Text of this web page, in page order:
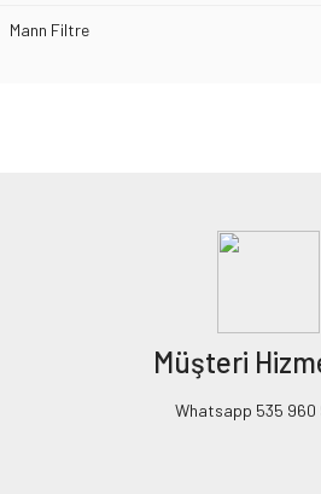
Mann Filtre
Müşteri
Whatsapp 535 960